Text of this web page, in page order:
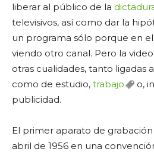
liberar al público de la
televisivos, así como dar la
un programa sólo porque en
viendo otro canal. Pero la
otras cualidades, tanto ligadas
como de estudio, trabajo
o,
publicidad.
El primer aparato de
abril de 1956 en una